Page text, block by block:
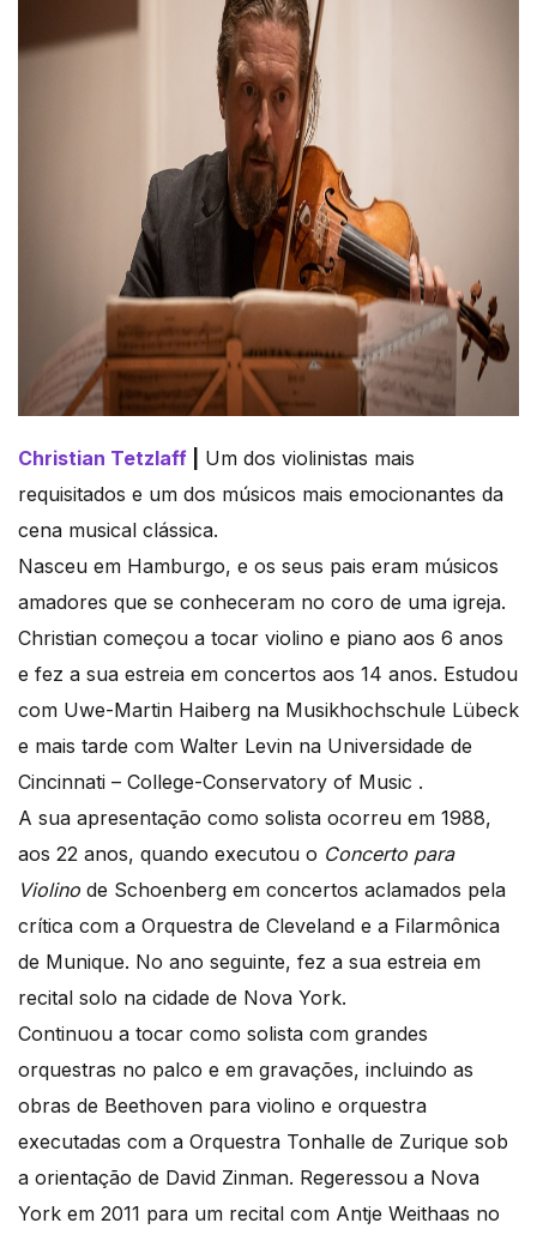
Christian Tetzlaff
Um dos violinistas mais
requisitados e um dos músicos mais emocionantes da
cena musical clássica.
Nasceu em Hamburgo, e os seus pais eram músicos
amadores que se conheceram no coro de uma igreja.
Christian começou a tocar violino e piano aos 6 anos
e fez a sua estreia em concertos aos 14 anos. Estudou
com Uwe-Martin Haiberg na Musikhochschule Lübeck
e mais tarde com Walter Levin na Universidade de
Cincinnati – College-Conservatory of Music .
A sua apresentação como solista ocorreu em 1988,
aos 22 anos, quando executou o Concerto para
Violino de Schoenberg em concertos aclamados pela
crítica com a Orquestra de Cleveland e a Filarmônica
de Munique. No ano seguinte, fez a sua estreia em
recital solo na cidade de Nova York.
Continuou a tocar como solista com grandes
orquestras no palco e em gravações, incluindo as
obras de Beethoven para violino e orquestra
executadas com a Orquestra Tonhalle de Zurique sob
a orientação de David Zinman. Regeressou a Nova
York em 2011 para um recital com Antje Weithaas no